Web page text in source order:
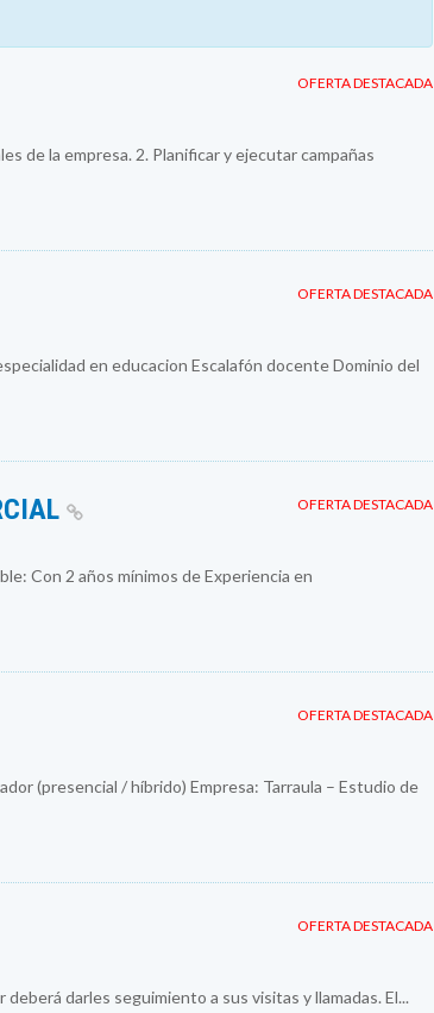
OFERTA DESTACADA
de la empresa. 2. Planificar y ejecutar campañas
OFERTA DESTACADA
en educacion Escalafón docente Dominio del
OFERTA DESTACADA
Con 2 años mínimos de Experiencia en
OFERTA DESTACADA
(presencial / híbrido) Empresa: Tarraula – Estudio de
OFERTA DESTACADA
darles seguimiento a sus visitas y llamadas. El...